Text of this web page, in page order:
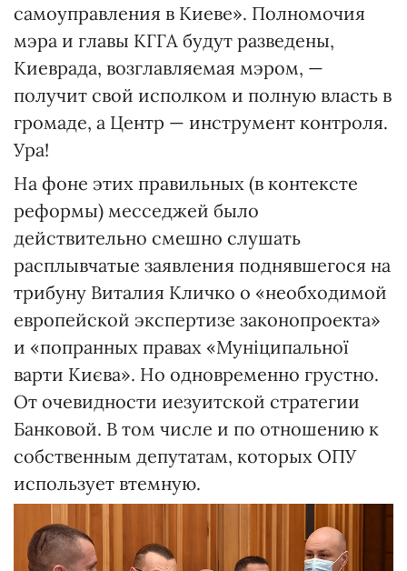
самоуправления в Киеве». Полномочия
мэра и главы КГГА будут разведены,
Киеврада, возглавляемая мэром, —
получит свой исполком и полную власть в
громаде, а Центр — инструмент контроля.
Ура!
На фоне этих правильных (в контексте
реформы) месседжей было
действительно смешно слушать
расплывчатые заявления поднявшегося на
трибуну Виталия Кличко о «необходимой
европейской экспертизе законопроекта»
и «попранных правах «Муніципальної
варти Києва». Но одновременно грустно.
От очевидности иезуитской стратегии
Банковой. В том числе и по отношению к
собственным депутатам, которых ОПУ
использует втемную.